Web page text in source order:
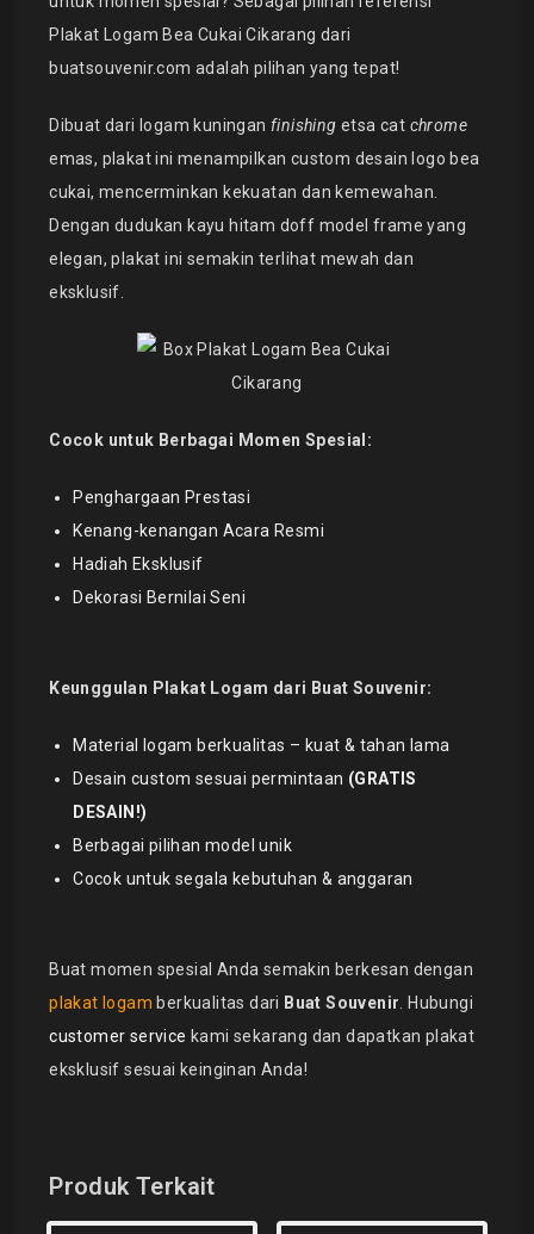
Plakat Logam Bea Cukai Cikarang dari
buatsouvenir.com adalah pilihan yang tepat!
Dibuat dari logam kuningan finishing etsa cat chrome
emas, plakat ini menampilkan custom desain logo bea
cukai, mencerminkan kekuatan dan kemewahan.
Dengan dudukan kayu hitam doff model frame yang
elegan, plakat ini semakin terlihat mewah dan
eksklusif.
Cocok untuk Berbagai Momen Spesial:
Penghargaan Prestasi
Kenang-kenangan Acara Resmi
Hadiah Eksklusif
Dekorasi Bernilai Seni
Keunggulan Plakat Logam dari Buat Souvenir:
Material logam berkualitas – kuat & tahan lama
Desain custom sesuai permintaan (GRATIS
DESAIN!)
Berbagai pilihan model unik
Cocok untuk segala kebutuhan & anggaran
Buat momen spesial Anda semakin berkesan dengan
plakat logam berkualitas dari Buat Souvenir . Hubungi
customer service kami sekarang dan dapatkan plakat
eksklusif sesuai keinginan Anda!
Produk Terkait